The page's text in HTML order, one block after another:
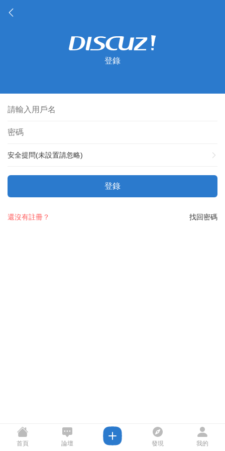
登錄
安全提問(未設置請忽略)
登錄
找回密碼
還沒有註冊？
首頁 論壇 發現 我的